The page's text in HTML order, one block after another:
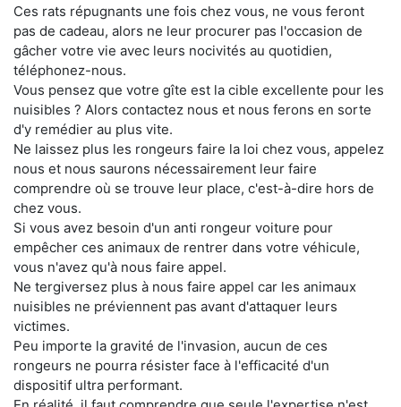
Ces rats répugnants une fois chez vous, ne vous feront
pas de cadeau, alors ne leur procurer pas l'occasion de
gâcher votre vie avec leurs nocivités au quotidien,
téléphonez-nous.
Vous pensez que votre gîte est la cible excellente pour les
nuisibles ? Alors contactez nous et nous ferons en sorte
d'y remédier au plus vite.
Ne laissez plus les rongeurs faire la loi chez vous, appelez
nous et nous saurons nécessairement leur faire
comprendre où se trouve leur place, c'est-à-dire hors de
chez vous.
Si vous avez besoin d'un anti rongeur voiture pour
empêcher ces animaux de rentrer dans votre véhicule,
vous n'avez qu'à nous faire appel.
Ne tergiversez plus à nous faire appel car les animaux
nuisibles ne préviennent pas avant d'attaquer leurs
victimes.
Peu importe la gravité de l'invasion, aucun de ces
rongeurs ne pourra résister face à l'efficacité d'un
dispositif ultra performant.